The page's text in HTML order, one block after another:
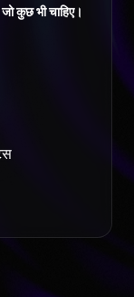
कुछ भी चाहिए।